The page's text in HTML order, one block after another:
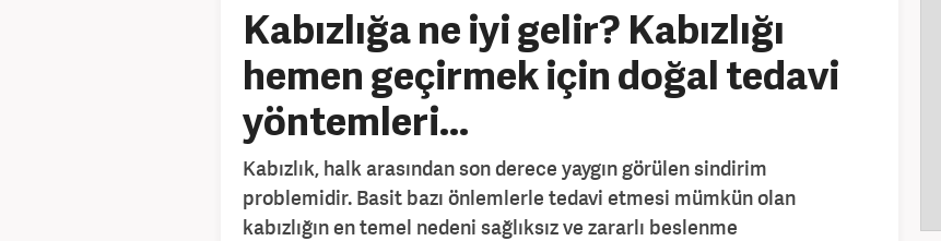
Kabızlığa ne iyi gelir? Kabızlığı
hemen geçirmek için doğal tedavi
yöntemleri...
Kabızlık, halk arasından son derece yaygın görülen sindirim
problemidir. Basit bazı önlemlerle tedavi etmesi mümkün olan
kabızlığın en temel nedeni sağlıksız ve zararlı beslenme